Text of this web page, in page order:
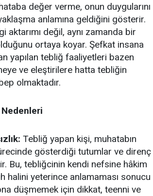
değer verme, onun duygularını
anlamına geldiğini gösterir.
aktarımı değil, aynı zamanda bir
ortaya koyar. Şefkat insana
yapılan tebliğ faaliyetleri bazen
ve eleştirilere hatta tebliğin
olmaktadır.
Tebliğ yapan kişi, muhatabın
gösterdiği tutumlar ve direnç
Bu, tebliğcinin kendi nefsine hâkim
halini yeterince anlamaması sonucu
düşmemek için dikkat, teenni ve